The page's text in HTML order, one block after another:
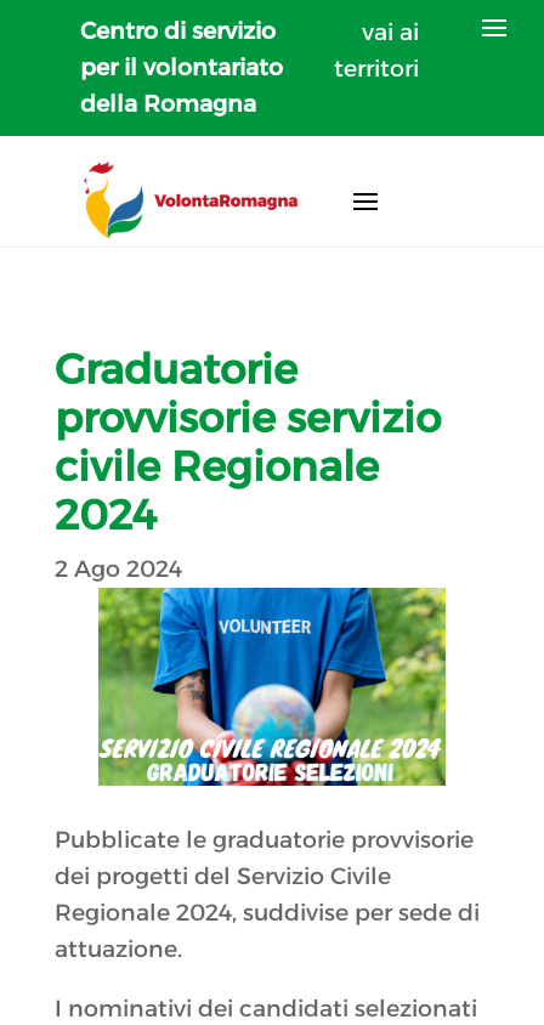
Centro di servizio
per il volontariato
della Romagna
vai ai
territori
Graduatorie
provvisorie servizio
civile Regionale
2024
2 Ago 2024
Pubblicate le graduatorie provvisorie
dei progetti del Servizio Civile
Regionale 2024, suddivise per sede di
attuazione.
I nominativi dei candidati selezionati